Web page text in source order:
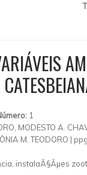
1
MODESTO A.
M. TEODORO |
instalaÃ§Ãµes